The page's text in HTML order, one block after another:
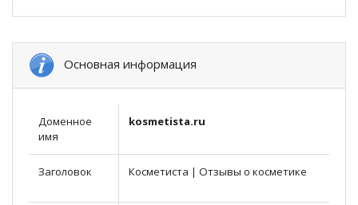
Основная информация
Доменное
имя
kosmetista.ru
Заголовок Косметиста | Отзывы о косметике